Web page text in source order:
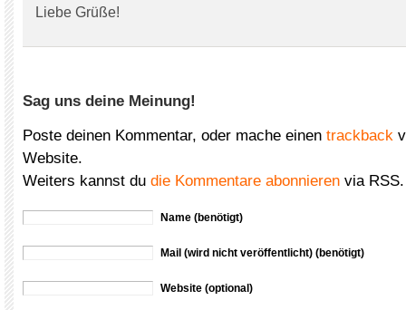
Liebe Grüße!
Sag uns deine Meinung!
Poste deinen Kommentar, oder mache einen trackback
Website.
Weiters kannst du die Kommentare abonnieren via RSS.
Name (benötigt)
Mail (wird nicht veröffentlicht) (benötigt)
Website (optional)